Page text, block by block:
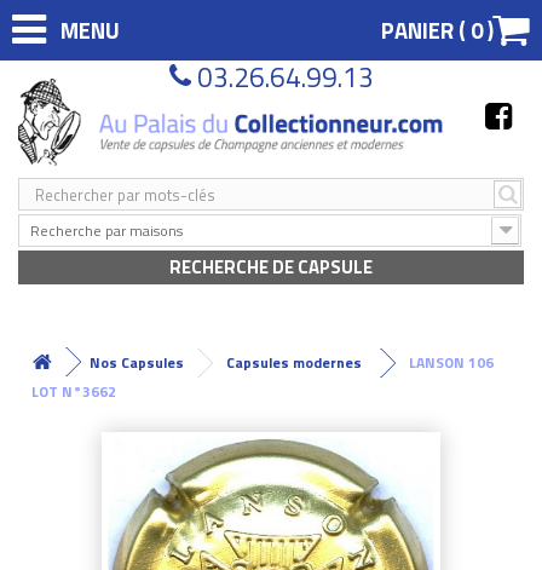
MENU PANIER (0)
03.26.64.99.13
Recherche par maisons
RECHERCHE DE CAPSULE
Nos Capsules Capsules modernes
LANSON 106
LOT N°3662